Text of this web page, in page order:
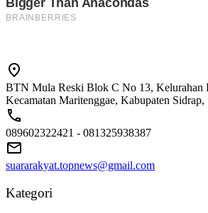
BTN Mula Reski Blok C No 13, Kelurahan
Kecamatan Maritenggae, Kabupaten Sidrap,
089602322421 - 081325938387
suararakyat.topnews@gmail.com
Kategori